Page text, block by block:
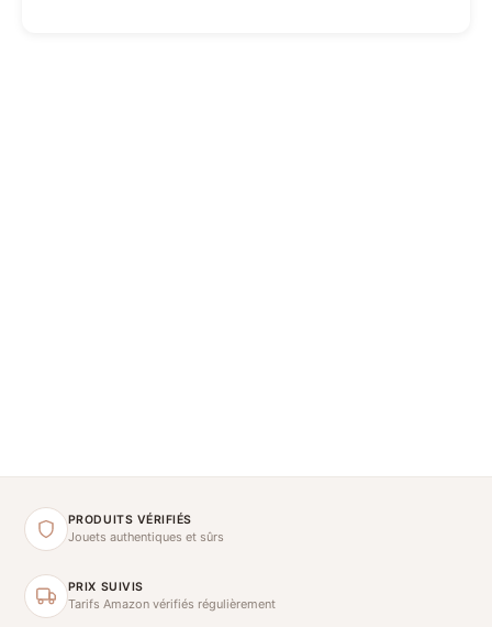
PRODUITS VÉRIFIÉS
Jouets authentiques et sûrs
PRIX SUIVIS
Tarifs Amazon vérifiés régulièrement